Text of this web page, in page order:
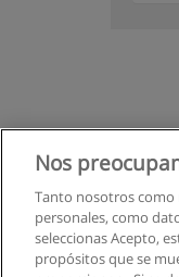
Nos
Tanto nosotros como
personales, como
seleccionas Acepto,
propósitos que se